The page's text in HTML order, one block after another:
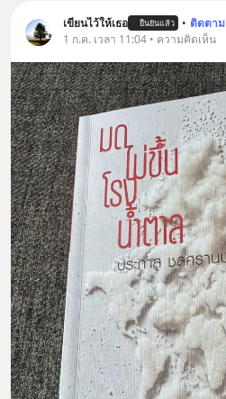
เขียนไว้ให้เธอ ยืนยันแล้ว • ติดตาม
1 ก.ค. เวลา 11:04 • ความคิดเห็น